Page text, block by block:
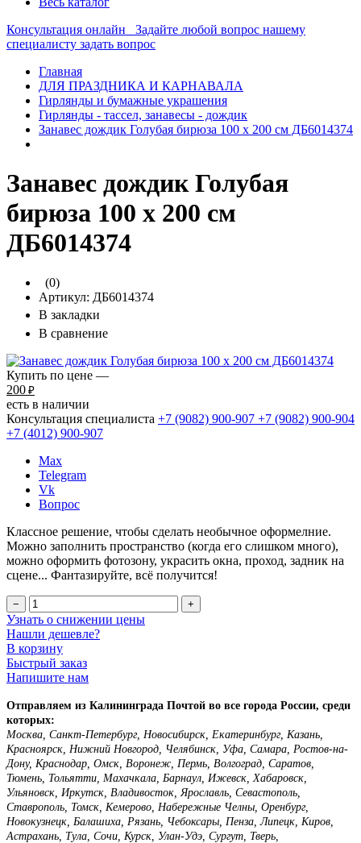
Консультация онлайн
Задайте любой вопрос нашему
специалисту задать вопрос
Главная
ДЛЯ ПРАЗДНИКА И КАРНАВАЛА
Гирлянды и бумажные украшения
Гирлянды - тассел, занавесы - дождик
Занавес дождик Голубая бирюза 100 х 200 см ДБ6014374
Занавес дождик Голубая
бирюза 100 х 200 см
ДБ6014374
(0)
Артикул: ДБ6014374
В закладки
В сравнение
Купить по цене —
200 ₽
есть в наличии
Консультация специалиста +7 (9082) 900-907 +7 (9082) 900-904
+7 (4012) 900-907
Max
Telegram
Vk
Вопрос
Классное решение, чтобы сделать необычное оформелние.
Можно заполнить пространство (когда его слишком много),
можно оформить фотозону, украсить окна, проход, задник на
сцене... Фантазируйте, всё получится!
− +
Узнать о снижении цены
Нашли дешевле?
В корзину
Быстрый заказ
Напишите нам
Отправляем из Калининграда Почтой во все города России, среди
которых:
Москва, Санкт-Петербург, Новосибирск, Екатеринбург, Казань,
Красноярск, Нижний Новгород, Челябинск, Уфа, Самара, Ростов-на-
Дону, Краснодар, Омск, Воронеж, Пермь, Волгоград, Саратов,
Тюмень, Тольятти, Махачкала, Барнаул, Ижевск, Хабаровск,
Ульяновск, Иркутск, Владивосток, Ярославль, Севастополь,
Ставрополь, Томск, Кемерово, Набережные Челны, Оренбург,
Новокузнецк, Балашиха, Рязань, Чебоксары, Пенза, Липецк, Киров,
Астрахань, Тула, Сочи, Курск, Улан-Удэ, Сургут, Тверь,